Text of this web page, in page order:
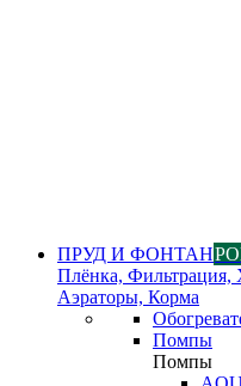
ПРУД И ФОНТАН
Плёнка,
Аэраторы, Корма
Помпы
Помпы